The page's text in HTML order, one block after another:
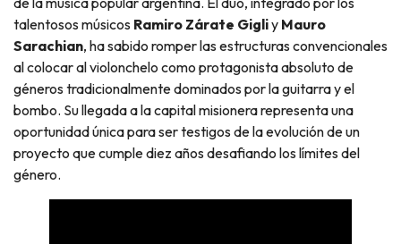
talentosos músicos Ramiro Zárate Gigliy Mauro
Sarachian, ha sabido romper las estructuras convencionales
al colocar al violonchelo como protagonista absoluto de
géneros tradicionalmente dominados por la guitarra y el
bombo. Su llegada a la capital misionera representa una
oportunidad única para ser testigos de la evolución de un
proyecto que cumple diez años desafiando los límites del
género.